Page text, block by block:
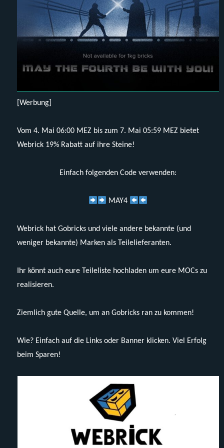
[Werbung]
Vom 4. Mai 06:00 MEZ bis zum 7. Mai 05:59 MEZ bietet
Webrick 19% Rabatt auf ihre Steine!
Einfach folgenden Code verwenden:
MAY4
Webrick hat Gobricks und viele andere bekannte (und
weniger bekannte) Marken als Teilelieferanten.
Ihr könnt auch eure Teileliste hochladen um eure MOCs zu
realisieren.
Ziemlich gute Quelle, um an Gobricks ran zu kommen!
Wie? Einfach auf die Links oder Banner klicken. Viel Erfolg
beim Sparen!